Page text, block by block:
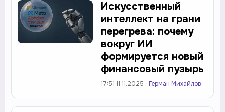
Искусственный
интеллект на грани
перегрева: почему
вокруг ИИ
формируется новый
финансовый пузырь
17:51 11.11.2025 Герман Михайлов